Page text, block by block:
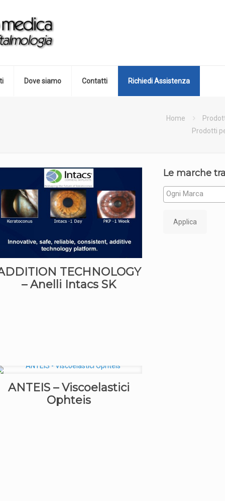
Dove siamo Contatti Richiedi Assistenza
Home
Prodotti
TECHNOLOGY
– Anelli Intacs SK
ANTEIS – Viscoelastici
Ophteis
Le marche
Applica